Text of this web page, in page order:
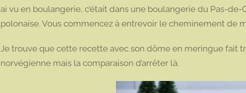
e
ai vu en boulangerie, c’était dans une boulangerie du Pas-de-
polonaise. Vous commencez à entrevoir le cheminement de
Je trouve que cette recette avec son dôme en meringue fait
norvégienne mais la comparaison d’arrêter là.